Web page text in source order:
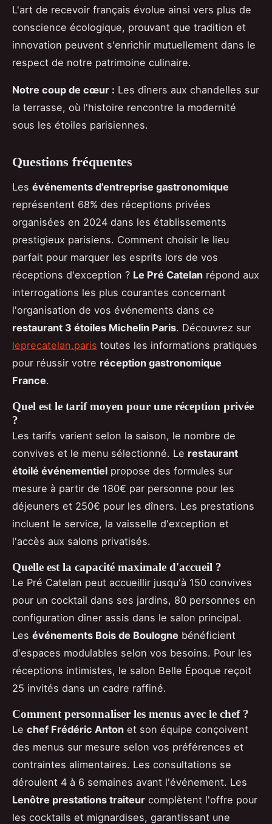
L'art de recevoir français évolue ainsi vers plus de
conscience écologique, prouvant que tradition et
innovation peuvent s'enrichir mutuellement dans le
respect de notre patrimoine culinaire.
Notre coup de cœur : Les dîners aux chandelles sur
la terrasse, où l'histoire rencontre la modernité
sous les étoiles parisiennes.
Questions fréquentes
Les événements d'entreprise gastronomique
représentent 68% des réceptions privées
organisées en 2024 dans les établissements
prestigieux parisiens. Comment choisir le lieu
parfait pour marquer les esprits lors de vos
réceptions d'exception ? Le Pré Catelan répond aux
interrogations les plus courantes concernant
l'organisation de vos événements dans ce
restaurant 3 étoiles Michelin Paris. Découvrez sur
leprecatelan.paris toutes les informations pratiques
pour réussir votre réception gastronomique
France.
Quel est le tarif moyen pour une réception privée
?
Les tarifs varient selon la saison, le nombre de
convives et le menu sélectionné. Le restaurant
étoilé événementiel propose des formules sur
mesure à partir de 180€ par personne pour les
déjeuners et 250€ pour les dîners. Les prestations
incluent le service, la vaisselle d'exception et
l'accès aux salons privatisés.
Quelle est la capacité maximale d'accueil ?
Le Pré Catelan peut accueillir jusqu'à 150 convives
pour un cocktail dans ses jardins, 80 personnes en
configuration dîner assis dans le salon principal.
Les événements Bois de Boulogne bénéficient
d'espaces modulables selon vos besoins. Pour les
réceptions intimistes, le salon Belle Époque reçoit
25 invités dans un cadre raffiné.
Comment personnaliser les menus avec le chef ?
Le chef Frédéric Anton et son équipe conçoivent
des menus sur mesure selon vos préférences et
contraintes alimentaires. Les consultations se
déroulent 4 à 6 semaines avant l'événement. Les
Lenôtre prestations traiteur complètent l'offre pour
les cocktails et mignardises, garantissant une